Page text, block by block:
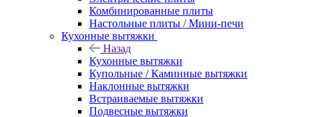
Комбинированные плиты
Настольные плиты / Мини-печи
Кухонные вытяжки
Назад
Кухонные вытяжки
Купольные / Каминные вытяжки
Наклонные вытяжки
Встраиваемые вытяжки
Подвесные вытяжки